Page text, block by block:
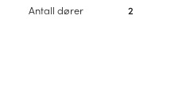
Antall dører
2